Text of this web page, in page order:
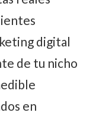
digital
de tu nicho
en